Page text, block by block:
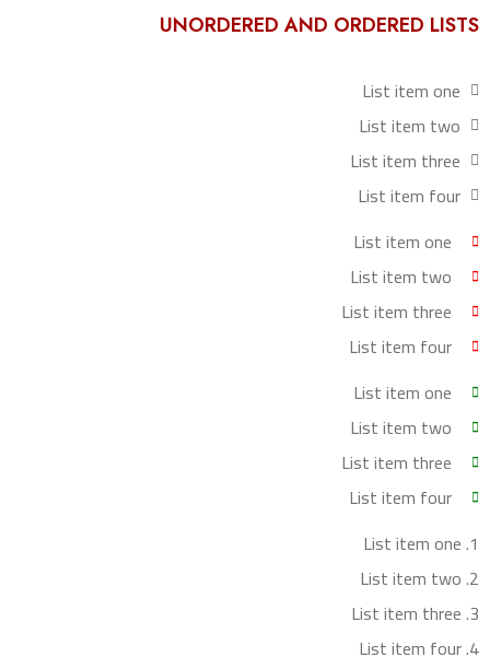
UNORDERED AND ORDERED LISTS
List item one
List item two
List item three
List item four
List item one
List item two
List item three
List item four
List item one
List item two
List item three
List item four
List item one
List item two
List item three
List item four